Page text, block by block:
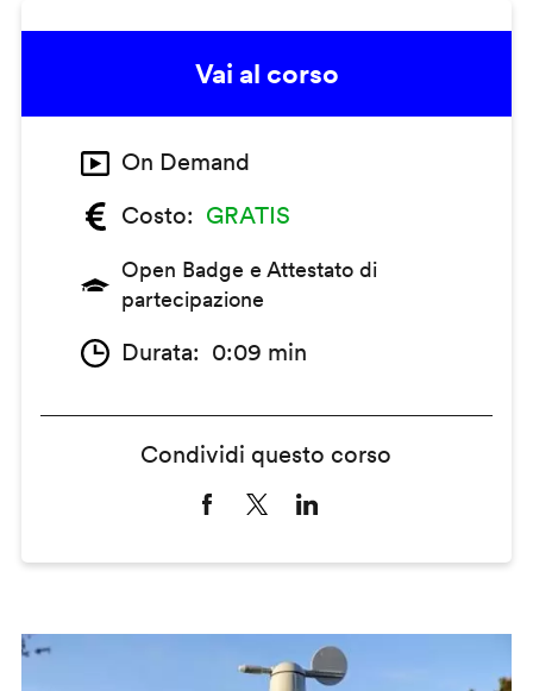
Vai al corso
On Demand
Costo
GRATIS
Open Badge e Attestato di
partecipazione
Durata 0:09 min
Condividi questo corso